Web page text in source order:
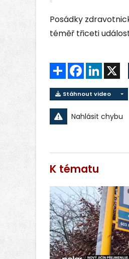
Posádky
téměř třiceti
Sdílet FacebookLinkedIn
Stáhnout video
Nahlásit chybu
K tématu